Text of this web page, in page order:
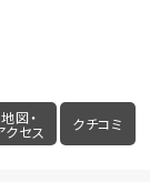
地図・
クセス クチコミ